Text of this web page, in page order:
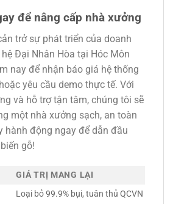
để nâng cấp nhà xưởng
trở sự phát triển của doanh
Đại Nhân Hòa tại Hóc Môn
nay để nhận báo giá hệ thống
yêu cầu demo thực tế. Với
và hỗ trợ tận tâm, chúng tôi sẽ
một nhà xưởng sạch, an toàn
hành động ngay để dẫn đầu
gỗ!
GIÁ TRỊ MANG LẠI
Loại bỏ 99.9% bụi, tuân thủ QCVN